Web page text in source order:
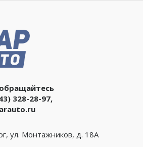
328-28-97,
ул. Монтажников, д. 18А